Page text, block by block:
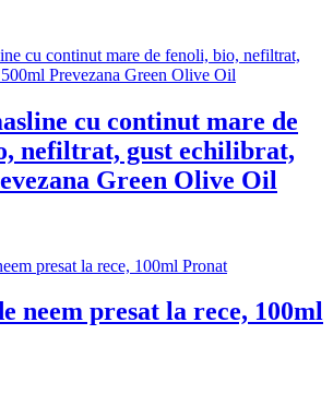
cu continut mare de
nefiltrat, gust echilibrat,
Green Olive Oil
neem presat la rece, 100ml